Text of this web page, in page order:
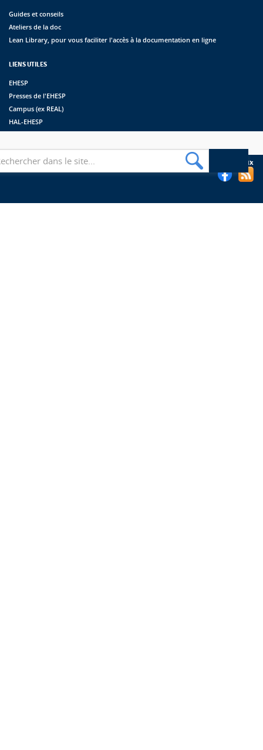
Guides et conseils
Ateliers de la doc
Lean Library, pour vous faciliter l'accès à la documentation en ligne
LIENS UTILES
EHESP
Presses de l'EHESP
Campus (ex REAL)
HAL-EHESP
Suivez les bibliothèques de l'EHESP sur les réseaux sociaux